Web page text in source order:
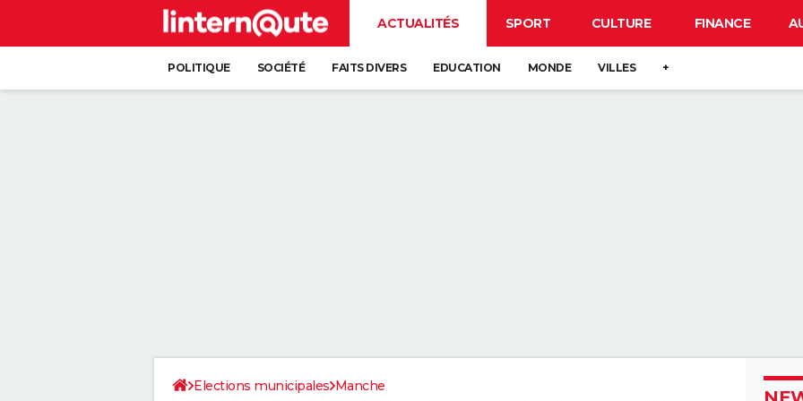
ACTUALITÉS SPORT CULTURE FINANCE
POLITIQUE SOCIÉTÉ FAITS DIVERS EDUCATION MONDE VILLES +
Elections municipales Manche